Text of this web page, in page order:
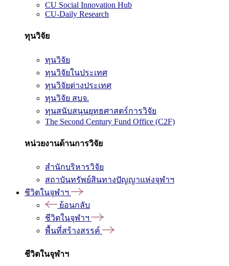
CU Social Innovation Hub
CU-Daily Research
ทุนวิจัย
ทุนวิจัย
ทุนวิจัยในประเทศ
ทุนวิจัยต่างประเทศ
ทุนวิจัย สบจ.
ทุนสนับสนุนยุทธศาสตร์การวิจัย
The Second Century Fund Office (C2F)
หน่วยงานด้านการวิจัย
สำนักบริหารวิจัย
สถาบันทรัพย์สินทางปัญญาแห่งจุฬาฯ
ชีวิตในจุฬาฯ
ย้อนกลับ
ชีวิตในจุฬาฯ
พื้นที่สร้างสรรค์
ชีวิตในจุฬาฯ